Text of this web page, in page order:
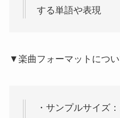
する単語や表現
▼楽曲フォーマットにつ
・サンプルサイズ